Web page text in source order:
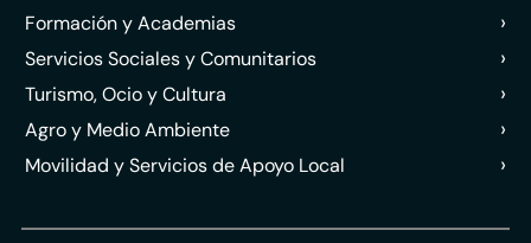
Formación y Academias
›
Servicios Sociales y Comunitarios ›
Turismo, Ocio y Cultura ›
Agro y Medio Ambiente ›
Movilidad y Servicios de Apoyo Local ›